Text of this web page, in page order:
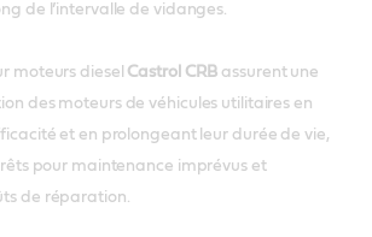
de l’intervalle de vidanges.
moteurs diesel Castrol CRB assurent une
des moteurs de véhicules utilitaires en
et en prolongeant leur durée de vie,
pour maintenance imprévus et
de réparation.